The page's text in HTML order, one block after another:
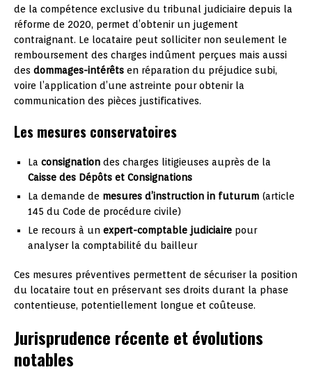
de la compétence exclusive du tribunal judiciaire depuis la
réforme de 2020, permet d’obtenir un jugement
contraignant. Le locataire peut solliciter non seulement le
remboursement des charges indûment perçues mais aussi
des dommages-intérêts en réparation du préjudice subi,
voire l’application d’une astreinte pour obtenir la
communication des pièces justificatives.
Les mesures conservatoires
La consignation des charges litigieuses auprès de la
Caisse des Dépôts et Consignations
La demande de mesures d’instruction in futurum (article
145 du Code de procédure civile)
Le recours à un expert-comptable judiciaire pour
analyser la comptabilité du bailleur
Ces mesures préventives permettent de sécuriser la position
du locataire tout en préservant ses droits durant la phase
contentieuse, potentiellement longue et coûteuse.
Jurisprudence récente et évolutions
notables